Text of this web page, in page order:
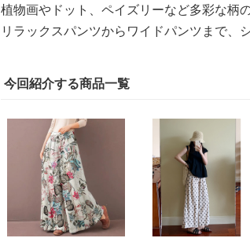
植物画やドット、ペイズリーなど多彩な柄
リラックスパンツからワイドパンツまで、
今回紹介する商品一覧